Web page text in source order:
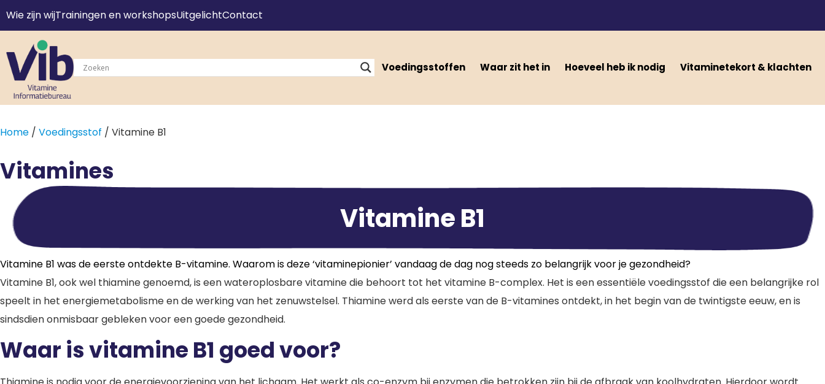
Wie zijn wijTrainingen en workshopsUitgelichtContact
Voedingsstoffen Waar zit het in Hoeveel heb ik nodig Vitaminetekort & klachten
Home / Voedingsstof / Vitamine B1
Vitamines
Vitamine B1
Vitamine B1 was de eerste ontdekte B-vitamine. Waarom is deze ‘vitaminepionier’ vandaag de dag nog steeds zo belangrijk voor je gezondheid?
Vitamine B1, ook wel thiamine genoemd, is een wateroplosbare vitamine die behoort tot het vitamine B-complex. Het is een essentiële voedingsstof die een belangrijke rol
speelt in het energiemetabolisme en de werking van het zenuwstelsel. Thiamine werd als eerste van de B-vitamines ontdekt, in het begin van de twintigste eeuw, en is
sindsdien onmisbaar gebleken voor een goede gezondheid.
Waar is vitamine B1 goed voor?